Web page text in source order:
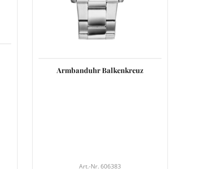
Armbanduhr Balkenkreuz
Art.-Nr. 606383